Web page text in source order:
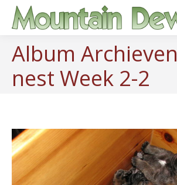
Album Archieven
nest Week 2-2